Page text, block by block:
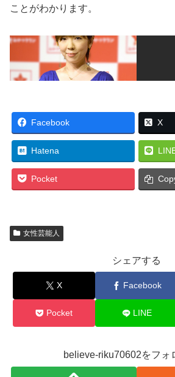
ことがわかります。
Facebook X
Hatena
Pocket
女性芸能人
シェアする
X Facebook
Pocket LINE
believe-riku70602をフォ